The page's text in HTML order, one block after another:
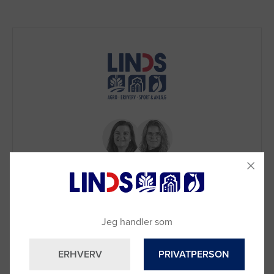
Ring til os på
Vi sidder klar til at hjælpe dig.
Jeg handler som
ERHVERV PRIVATPERSON